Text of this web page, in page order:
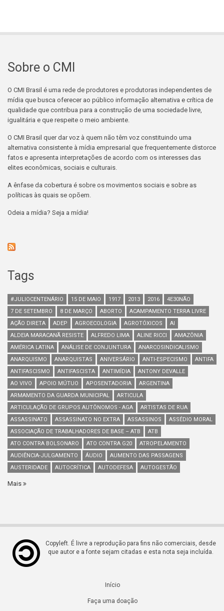
Sobre o CMI
O CMI Brasil é uma rede de produtores e produtoras independentes de
mídia que busca oferecer ao público informação alternativa e crítica de
qualidade que contribua para a construção de uma sociedade livre,
igualitária e que respeite o meio ambiente.
O CMI Brasil quer dar voz à quem não têm voz constituindo uma
alternativa consistente à mídia empresarial que frequentemente distorce
fatos e apresenta interpretações de acordo com os interesses das
elites econômicas, sociais e culturais.
A ênfase da cobertura é sobre os movimentos sociais e sobre as
políticas às quais se opõem.
Odeia a mídia? Seja a mídia!
Tags
#JULIOCENTENÁRIO 15 DE MAIO 1917 2013 2016
4E30NÃO
7 DE SETEMBRO
8 DE MARÇO ABORTO
ACAMPAMENTO TERRA LIVRE
AÇÃO DIRETA
ADEP AGROECOLOGIA AGROTÓXICOS
AI
ALDEIA MARACANÃ RESISTE
ALFREDO LIMA ALINE RICCI
AMAZÔNIA
AMÉRICA LATINA
ANÁLISE DE CONJUNTURA
ANARCOSINDICALISMO
ANARQUISMO
ANARQUISTAS ANIVERSÁRIO ANTI-ESPECISMO
ANTIFA
ANTIFASCISMO
ANTIFASCISTA ANTIMÍDIA
ANTONY DEVALLE
AO VIVO
APOIO MÚTUO APOSENTADORIA
ARGENTINA
ARMAMENTO DA GUARDA MUNICIPAL
ARTICULA
ARTICULAÇÃO DE GRUPOS AUTÔNOMOS - AGA
ARTISTAS DE RUA
ASSASSINATO
ASSASSINATO NO EXTRA ASSASSINOS
ASSÉDIO MORAL
ASSOCIAÇÃO DE TRABALHADORES DE BASE – ATB
ATB
ATO CONTRA BOLSONARO
ATO CONTRA G20
ATROPELAMENTO
AUDIÊNCIA-JULGAMENTO
ÁUDIO
AUMENTO DAS PASSAGENS
AUSTERIDADE
AUTOCRÍTICA AUTODEFESA AUTOGESTÃO
Mais
Copyleft. É livre a reprodução para fins não comerciais, desde
que autor e a fonte sejam citadas e esta nota seja incluída.
Início
Faça uma doação